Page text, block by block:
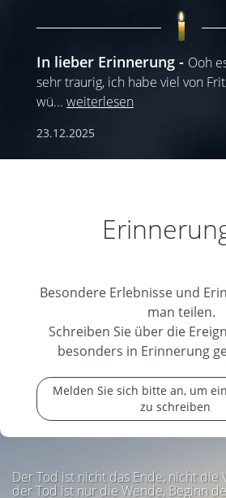
In lieber Erinnerung
Ooh
sehr traurig, ich habe viel von
wü... weiterlesen
23.12.2025
Besondere Erlebnisse und
man teilen.
Schreiben Sie über die
besonders in Erinnerung
Melden Sie sich bitte an, um
zu schreiben
Der Tod ist nicht das Ende, nicht die
der Tod ist nur die Wende, Beginn